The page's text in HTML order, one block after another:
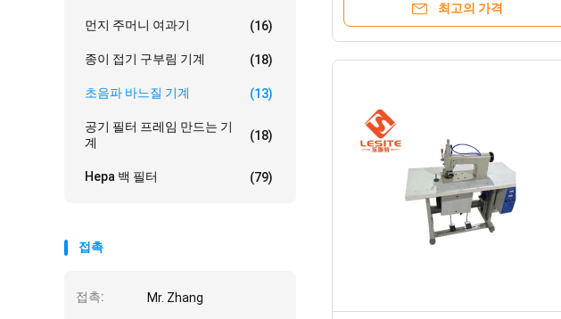
먼지 주머니 여과기 (16)
종이 접기 구부림 기계 (18)
초음파 바느질 기계 (13)
공기 필터 프레임 만드는 기
계
(18)
Hepa 백 필터 (79)
접촉
접촉: Mr. Zhang
최고의 가격